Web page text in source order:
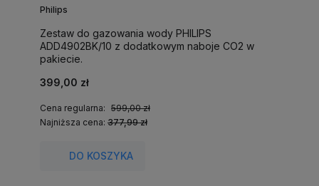
Philips
Zestaw do gazowania wody PHILIPS
ADD4902BK/10 z dodatkowym naboje CO2 w
pakiecie.
399,00 zł
Cena regularna: 599,00 zł
Najniższa cena: 377,99 zł
DO KOSZYKA